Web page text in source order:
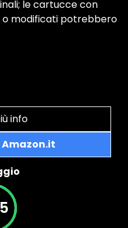
le cartucce con
o modificati potrebbero
info
Amazon.it